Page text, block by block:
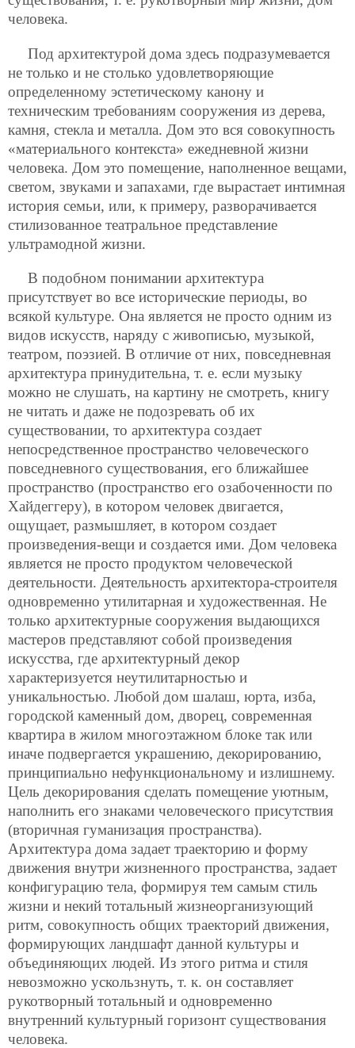
человека.
Под архитектурой дома здесь подразумевается
не только и не столько удовлетворяющие
определенному эстетическому канону и
техническим требованиям сооружения из дерева,
камня, стекла и металла. Дом это вся совокупность
«материального контекста» ежедневной жизни
человека. Дом это помещение, наполненное вещами,
светом, звуками и запахами, где вырастает интимная
история семьи, или, к примеру, разворачивается
стилизованное театральное представление
ультрамодной жизни.
В подобном понимании архитектура
присутствует во все исторические периоды, во
всякой культуре. Она является не просто одним из
видов искусств, наряду с живописью, музыкой,
театром, поэзией. В отличие от них, повседневная
архитектура принудительна, т. е. если музыку
можно не слушать, на картину не смотреть, книгу
не читать и даже не подозревать об их
существовании, то архитектура создает
непосредственное пространство человеческого
повседневного существования, его ближайшее
пространство (пространство его озабоченности по
Хайдеггеру), в котором человек двигается,
ощущает, размышляет, в котором создает
произведения-вещи и создается ими. Дом человека
является не просто продуктом человеческой
деятельности. Деятельность архитектора-строителя
одновременно утилитарная и художественная. Не
только архитектурные сооружения выдающихся
мастеров представляют собой произведения
искусства, где архитектурный декор
характеризуется неутилитарностью и
уникальностью. Любой дом шалаш, юрта, изба,
городской каменный дом, дворец, современная
квартира в жилом многоэтажном блоке так или
иначе подвергается украшению, декорированию,
принципиально нефункциональному и излишнему.
Цель декорирования сделать помещение уютным,
наполнить его знаками человеческого присутствия
(вторичная гуманизация пространства).
Архитектура дома задает траекторию и форму
движения внутри жизненного пространства, задает
конфигурацию тела, формируя тем самым стиль
жизни и некий тотальный жизнеорганизующий
ритм, совокупность общих траекторий движения,
формирующих ландшафт данной культуры и
объединяющих людей. Из этого ритма и стиля
невозможно ускользнуть, т. к. он составляет
рукотворный тотальный и одновременно
внутренний культурный горизонт существования
человека.